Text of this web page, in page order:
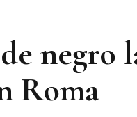
negro
Roma